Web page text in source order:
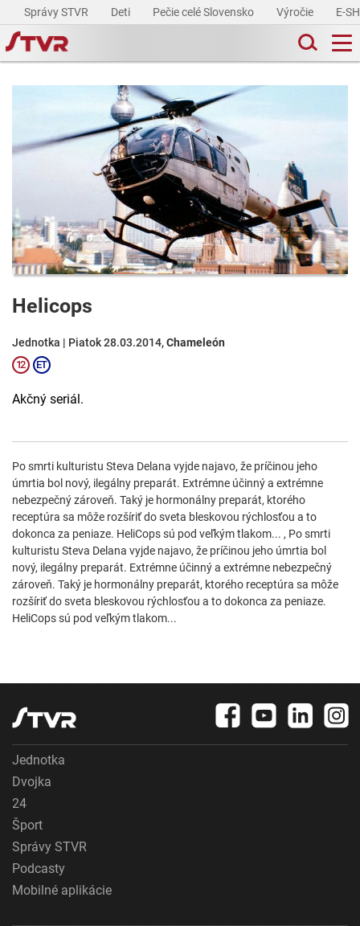
Správy STVR Deti Pečie celé Slovensko Výročie E-
Helicops
Jednotka | Piatok 28.03.2014,Chameleón
Akčný seriál.
Po smrti kulturistu Steva Delana vyjde najavo, že príčinou jeho
úmrtia bol nový, ilegálny preparát. Extrémne účinný a extrémne
nebezpečný zároveň. Taký je hormonálny preparát, ktorého
receptúra sa môže rozšíriť do sveta bleskovou rýchlosťou a to
dokonca za peniaze. HeliCops sú pod veľkým tlakom... , Po smrti
kulturistu Steva Delana vyjde najavo, že príčinou jeho úmrtia bol
nový, ilegálny preparát. Extrémne účinný a extrémne nebezpečný
zároveň. Taký je hormonálny preparát, ktorého receptúra sa môže
rozšíriť do sveta bleskovou rýchlosťou a to dokonca za peniaze.
HeliCops sú pod veľkým tlakom...
Jednotka
Dvojka
24
Šport
Správy STVR
Podcasty
Mobilné aplikácie